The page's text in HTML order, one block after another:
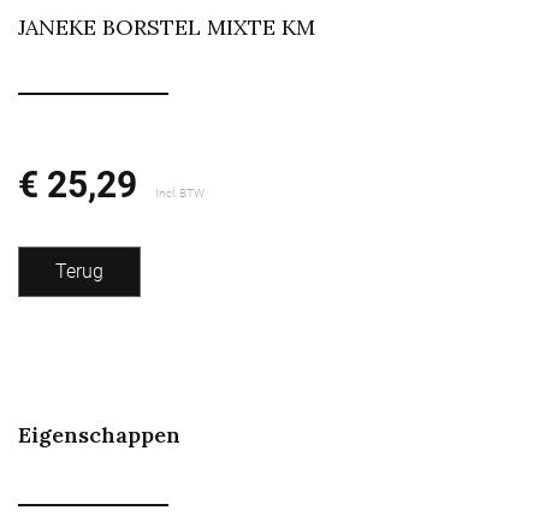
JANEKE BORSTEL MIXTE KM
€ 25,29 Incl. BTW
Terug
Eigenschappen